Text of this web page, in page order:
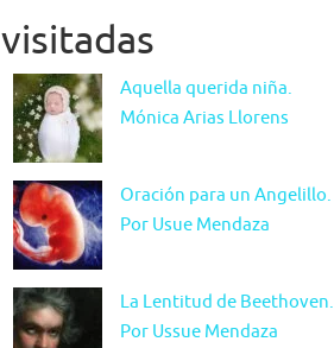
visitadas
Aquella querida niña.
Mónica Arias Llorens
Oración para un Angelillo.
Por Usue Mendaza
La Lentitud de Beethoven.
Por Ussue Mendaza